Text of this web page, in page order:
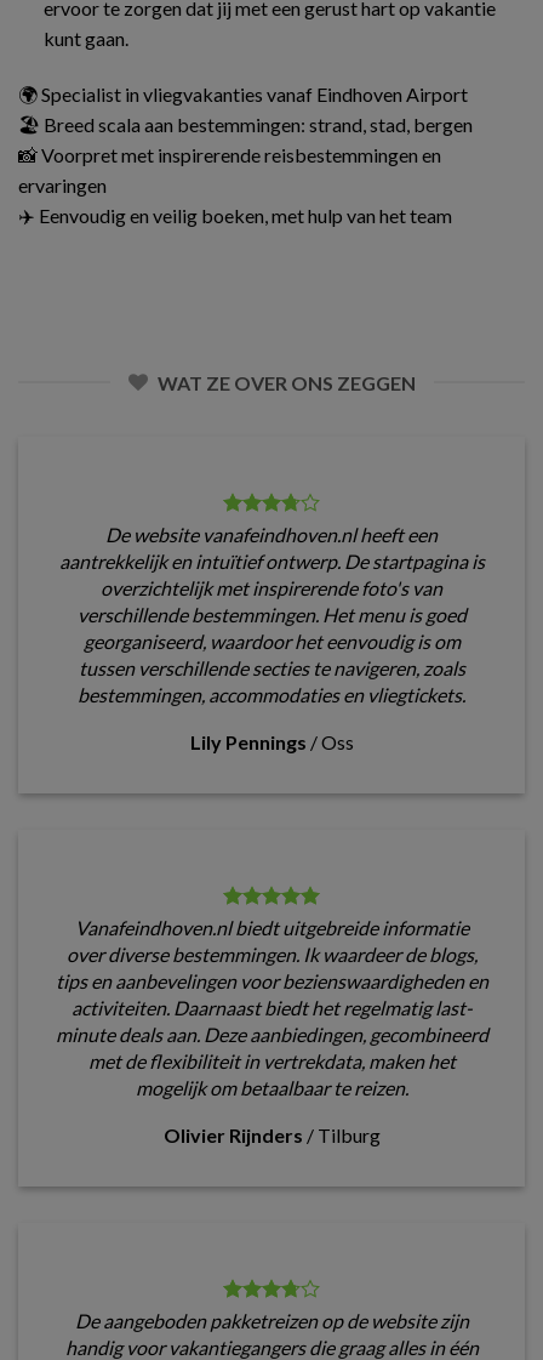
ervoor te zorgen dat jij met een gerust hart op vakantie
kunt gaan.
🌍 Specialist in vliegvakanties vanaf Eindhoven Airport
🏖️ Breed scala aan bestemmingen: strand, stad, bergen
📸 Voorpret met inspirerende reisbestemmingen en
ervaringen
✈️ Eenvoudig en veilig boeken, met hulp van het team
WAT ZE OVER ONS ZEGGEN
De website vanafeindhoven.nl heeft een
aantrekkelijk en intuïtief ontwerp. De startpagina is
overzichtelijk met inspirerende foto's van
verschillende bestemmingen. Het menu is goed
georganiseerd, waardoor het eenvoudig is om
tussen verschillende secties te navigeren, zoals
bestemmingen, accommodaties en vliegtickets.
Lily Pennings /Oss
Vanafeindhoven.nl biedt uitgebreide informatie
over diverse bestemmingen. Ik waardeer de blogs,
tips en aanbevelingen voor bezienswaardigheden en
activiteiten. Daarnaast biedt het regelmatig last-
minute deals aan. Deze aanbiedingen, gecombineerd
met de flexibiliteit in vertrekdata, maken het
mogelijk om betaalbaar te reizen.
Olivier Rijnders / Tilburg
De aangeboden pakketreizen op de website zijn
handig voor vakantiegangers die graag alles in één